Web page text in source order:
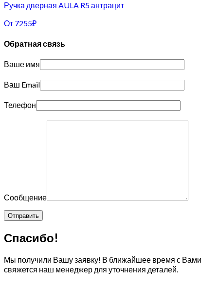
Ручка дверная AULA R5 антрацит
От 7255₽
Обратная связь
Ваше имя
Ваш Email
Телефон
Сообщение
Спасибо!
Мы получили Вашу заявку! В ближайшее время с Вами
свяжется наш менеджер для уточнения деталей.